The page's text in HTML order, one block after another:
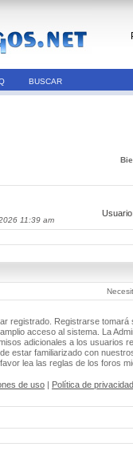
BUSCAR
11:39 am
Usuario:
registrado. Registrarse tomará
acceso al sistema. La
adicionales a los usuarios
estar familiarizado con
lea las reglas de los foros
de uso | Política de privacidad